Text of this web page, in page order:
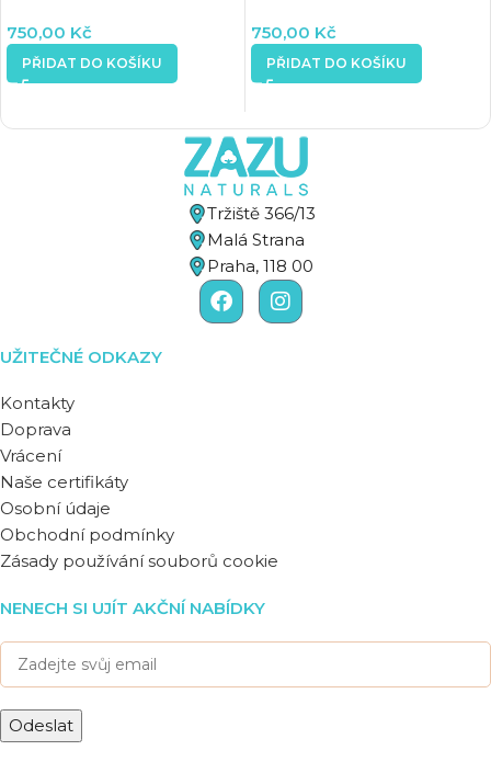
750,00 Kč
PŘIDAT DO KOŠÍKU
750,00 Kč
PŘIDAT DO KOŠÍKU
Tržiště 366/13
Malá Strana
Praha, 118 00
UŽITEČNÉ ODKAZY
Kontakty
Doprava
Vrácení
Naše certifikáty
Osobní údaje
Obchodní podmínky
Zásady používání souborů cookie
NENECH SI UJÍT AKČNÍ NABÍDKY